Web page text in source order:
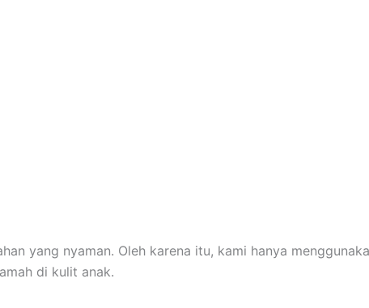
yang nyaman. Oleh karena itu, kami hanya
di kulit anak.